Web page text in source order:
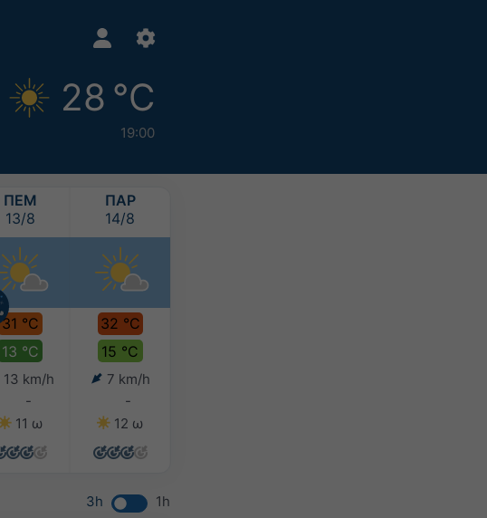
28 °C
19:00
ΠΕΜ
13/8
31 °C
13 °C
13 km/h
-
11 ω
ΠΑΡ
14/8
32 °C
15 °C
7 km/h
-
12 ω
3h 1h